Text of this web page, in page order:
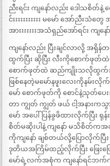
ညီးရင်း ကျနော်လည်း ဒေါသစိတ်နဲ့ ရ
င်းးးးးးးးးးး မမော် အော်ညီးသံ
အားးးးးးးအသံရှည်အော်ရင်း ကျန
ကျနော်လည်း ပြီးချင်လာလို့ အရှိန်တ
ထွက်ပြီး ဆိုပြီး လီးကိုစောက်ဖု
စောက်ဖုတ်ထဲ ဆည်ကျိုးသလိုထွက်သွာ
ဖြစ်နေတဲ့မမော်နဖူးလေးကိုနမ်
မော် စောက်ဖုတ်ကို စောင်နဲ့သုတ်ပေး
တာ ကျွတ် ကျွတ် ဖယ် ငါ့အနားကသွာ
မော် အပေါ်ပြန်ခွဖိထားလိုက်ပြီး
စိတ်မဆိုးပါနဲ့ ကျနော် မသိစိတ်ကအ
ကိုကျနော် ချစ်တယ်လို့ပြောလိုက်ပြီ
ဒုတိယအကြိမ်ထည့်လိုက်ပြီး ဖြေးဖြ
မော်ရဲ့လက်အစုံက ကျနော်ရင်ဘက်